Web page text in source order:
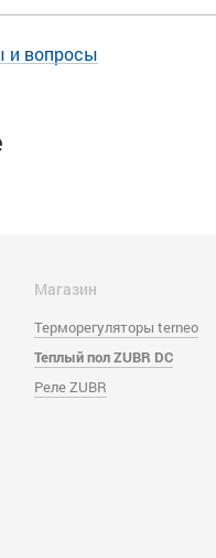
и вопросы
Магазин
Терморегуляторы terneo
Теплый пол ZUBR DC
Реле ZUBR